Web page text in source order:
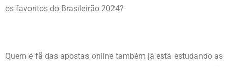
os favoritos do Brasileirão 2024?
Quem é fã das apostas online também já está estudando as